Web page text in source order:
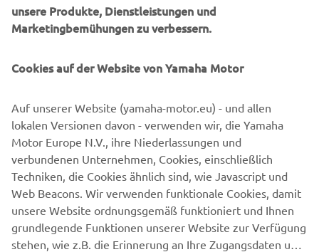
unsere Produkte, Dienstleistungen und
Marketingbemühungen zu verbessern.
Cookies auf der Website von Yamaha Motor
Auf unserer Website (yamaha-motor.eu) - und allen
lokalen Versionen davon - verwenden wir, die Yamaha
Motor Europe N.V., ihre Niederlassungen und
verbundenen Unternehmen, Cookies, einschließlich
Techniken, die Cookies ähnlich sind, wie Javascript und
Web Beacons. Wir verwenden funktionale Cookies, damit
unsere Website ordnungsgemäß funktioniert und Ihnen
grundlegende Funktionen unserer Website zur Verfügung
stehen, wie z.B. die Erinnerung an Ihre Zugangsdaten und